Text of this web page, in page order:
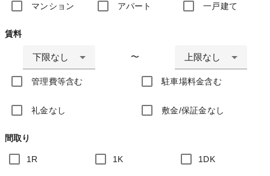
マンション アパート 一戸建て
賃料
下限なし 〜 上限なし
管理費等含む 駐車場料金含む
礼金なし 敷金/保証金なし
間取り
1R 1K 1DK